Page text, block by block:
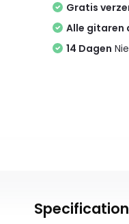
Gratis
Alle gitaren
14 Dagen